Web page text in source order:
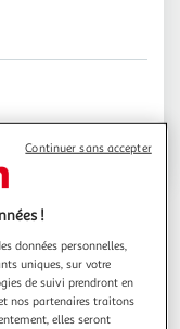
Auchan
Domérat ?
!
données personnelles,
uniques, sur votre
de suivi prendront en
nos partenaires traitons
elles seront
Continuer sans accepter